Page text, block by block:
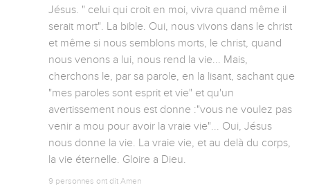
Jésus. " celui qui croit en moi, vivra quand même il
serait mort". La bible. Oui, nous vivons dans le christ
et même si nous semblons morts, le christ, quand
nous venons a lui, nous rend la vie... Mais,
cherchons le, par sa parole, en la lisant, sachant que
"mes paroles sont esprit et vie" et qu'un
avertissement nous est donne :"vous ne voulez pas
venir a mou pour avoir la vraie vie"... Oui, Jésus
nous donne la vie. La vraie vie, et au delà du corps,
la vie éternelle. Gloire a Dieu.
9 personnes ont dit Amen